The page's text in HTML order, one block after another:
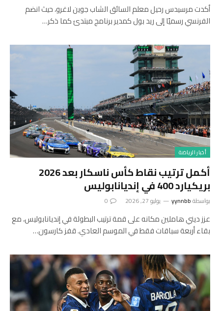
أكدت مرسيدس رحيل معلم السائق الشاب جوين لاغرو، حيث انضم
الفرنسي رسميًا إلى ريد بول كمدير برنامج مبتدئ كما ذكر…
أخبار الرياضة
أكمل ترتيب نقاط كأس ناسكار بعد 2026
بريكيارد 400 في إنديانابوليس
بواسطةyynnbb يوليو 27, 2026 0
عزز ديني هاملين مكانه على قمة ترتيب البطولة في إنديانابوليس، مع
بقاء أربعة سباقات فقط في الموسم العادي. قفز كارسون…